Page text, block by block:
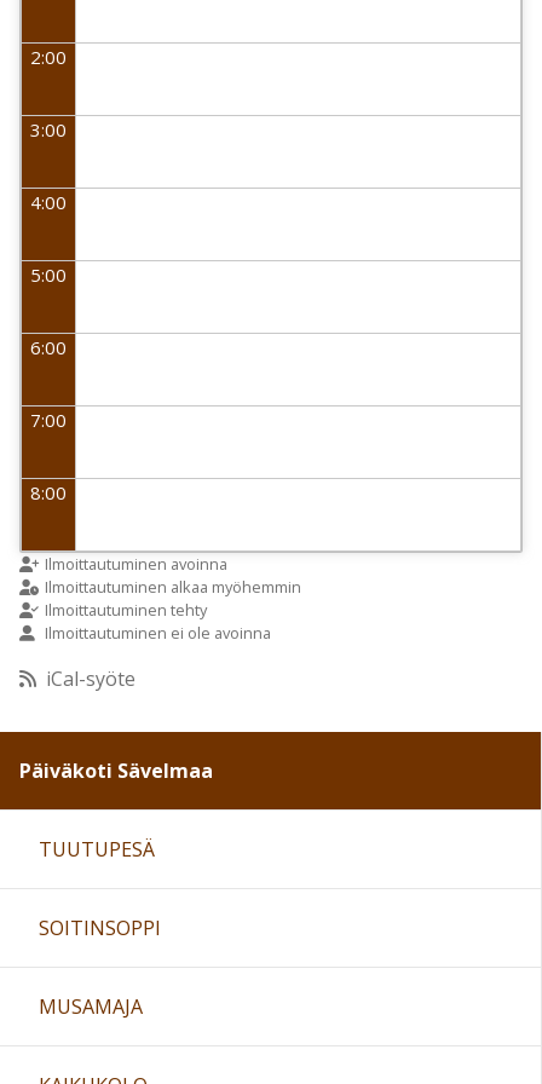
2:00
3:00
4:00
5:00
6:00
7:00
8:00
9:00
10:00
12:00
13:00
14:00
15:00
16:00
Ilmoittautuminen avoinna
Ilmoittautuminen alkaa myöhemmin
Ilmoittautuminen tehty
Ilmoittautuminen ei ole avoinna
iCal-syöte
Päiväkoti Sävelmaa
TUUTUPESÄ
SOITINSOPPI
MUSAMAJA